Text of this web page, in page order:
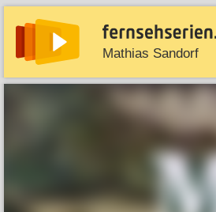
Mathias Sandorf
News Entdecken Streaming